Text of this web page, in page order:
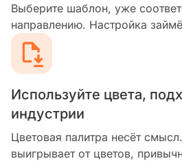
Выберите шаблон, уже
направлению. Настройка
Используйте цвета,
индустрии
Цветовая палитра несёт
выигрывает от цветов,